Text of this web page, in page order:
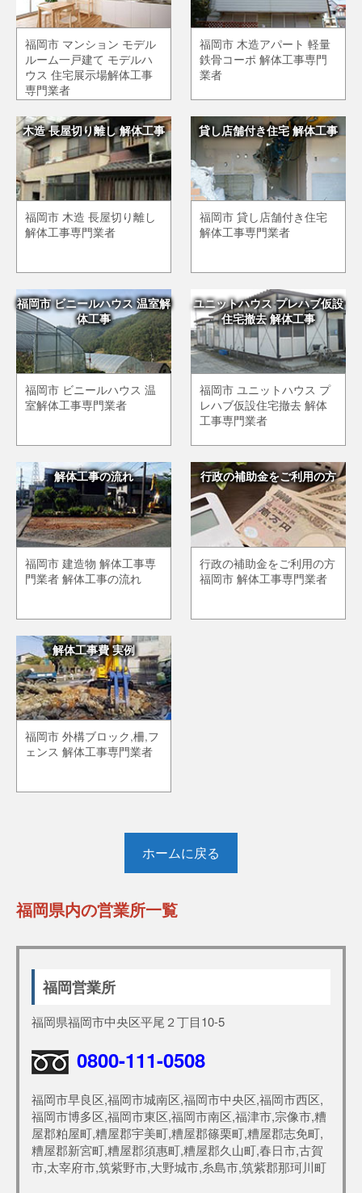
福岡市 マンション モデル
ルーム一戸建て モデルハ
ウス 住宅展示場解体工事
専門業者
福岡市 木造アパート 軽量
鉄骨コーポ 解体工事専門
業者
木造 長屋切り離し 解体工事
福岡市 木造 長屋切り離し
解体工事専門業者
貸し店舗付き住宅 解体工事
福岡市 貸し店舗付き住宅
解体工事専門業者
福岡市 ビニールハウス 温室解
体工事
福岡市 ビニールハウス 温
室解体工事専門業者
ユニットハウス プレハブ仮設
住宅撤去 解体工事
福岡市 ユニットハウス プ
レハブ仮設住宅撤去 解体
工事専門業者
解体工事の流れ
福岡市 建造物 解体工事専
門業者 解体工事の流れ
行政の補助金をご利用の方
行政の補助金をご利用の方
福岡市 解体工事専門業者
解体工事費 実例
福岡市 外構ブロック,柵,フ
ェンス 解体工事専門業者
ホームに戻る
福岡県内の営業所一覧
福岡営業所
福岡県福岡市中央区平尾２丁目10-5
0800-111-0508
福岡市早良区,福岡市城南区,福岡市中央区,福岡市西区,
福岡市博多区,福岡市東区,福岡市南区,福津市,宗像市,糟
屋郡粕屋町,糟屋郡宇美町,糟屋郡篠栗町,糟屋郡志免町,
糟屋郡新宮町,糟屋郡須惠町,糟屋郡久山町,春日市,古賀
市,太宰府市,筑紫野市,大野城市,糸島市,筑紫郡那珂川町